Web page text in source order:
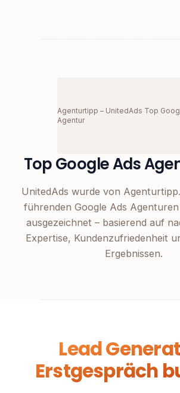
Agenturtipp – UnitedAds Top
Agentur
Top Google Ads
UnitedAds wurde von
führenden Google Ads
ausgezeichnet – basierend auf
Expertise, Kundenzufriedenheit
Ergebnissen.
Lead
Erstgespräch